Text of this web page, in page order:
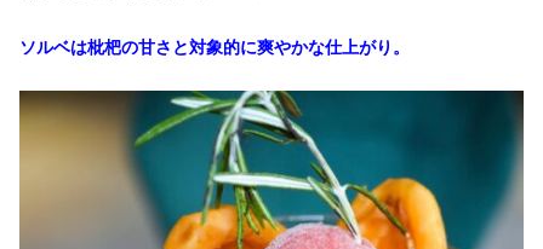
ソルベは枇杷の甘さと対象的に爽やかな仕上がり。